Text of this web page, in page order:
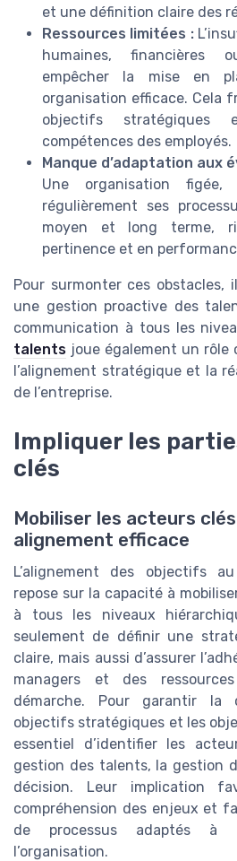
et une définition claire des
Ressources limitées :
humaines, financières
empêcher la mise en
organisation efficace. Cela
objectifs
compétences des employés.
Manque d’adaptation aux
Une organisation
régulièrement ses
moyen et long terme,
pertinence et en
Pour surmonter ces obstacles,
une gestion proactive des
communication à tous les
talents joue également un rôle
l’alignement stratégique et la
de l’entreprise.
Impliquer les
clés
Mobiliser les acteurs
alignement efficace
L’alignement des objectifs
repose sur la capacité à
à tous les niveaux
seulement de définir une
claire, mais aussi d’assurer
managers et des
démarche. Pour garantir la
objectifs stratégiques et les
essentiel d’identifier les
gestion des talents, la gestion
décision. Leur implication
compréhension des enjeux et
de processus adaptés à
l’organisation.